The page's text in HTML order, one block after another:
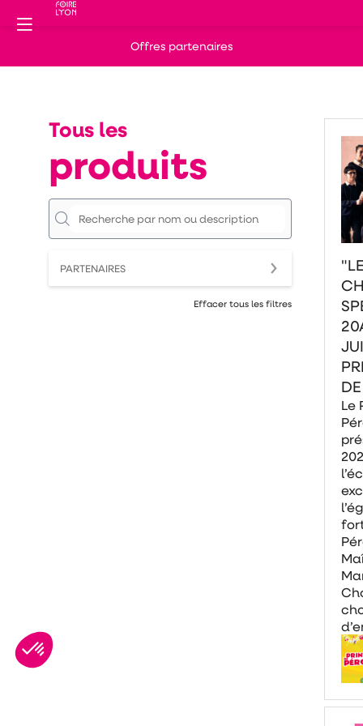
Offres partenaires
Tous les
produits
PARTENAIRES
Effacer tous les filtres
Le